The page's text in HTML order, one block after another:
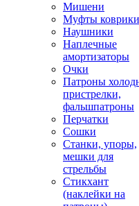
Мишени
Муфты коврики
Наушники
Наплечные
амортизаторы
Очки
Патроны
пристрелки,
фальшпатроны
Перчатки
Сошки
Станки, упоры,
мешки для
стрельбы
Стикхант
(наклейки на